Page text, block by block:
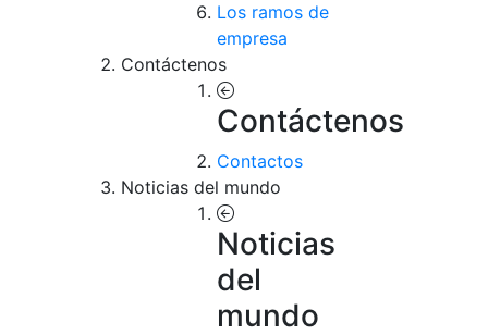
Los ramos de
empresa
Contáctenos
Contáctenos
Contactos
Noticias del mundo
Noticias
del
mundo